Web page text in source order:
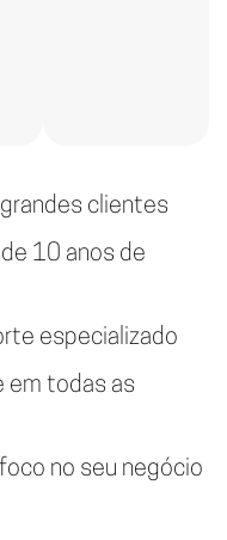
clientes
10 anos de
especializado
em todas as
no seu negócio